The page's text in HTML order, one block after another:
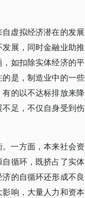
虚拟经济潜在的发展
展，同时金融业助推
如扣除实体经济的平
是，制造业中的一些
的以不达标排放来降
足，不仅自身受到伤
一方面，本来社会资
循环，既挤占了实体
的自循环还形成不良
响，大量人力和资本